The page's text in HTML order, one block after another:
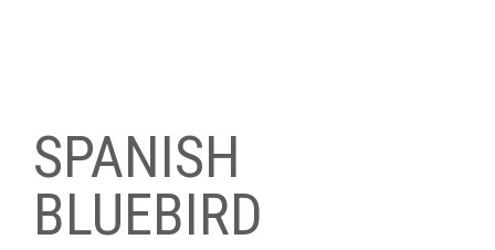
TUNES
SPANISH BLUEBIRD
SPANISH
BLUEBIRD